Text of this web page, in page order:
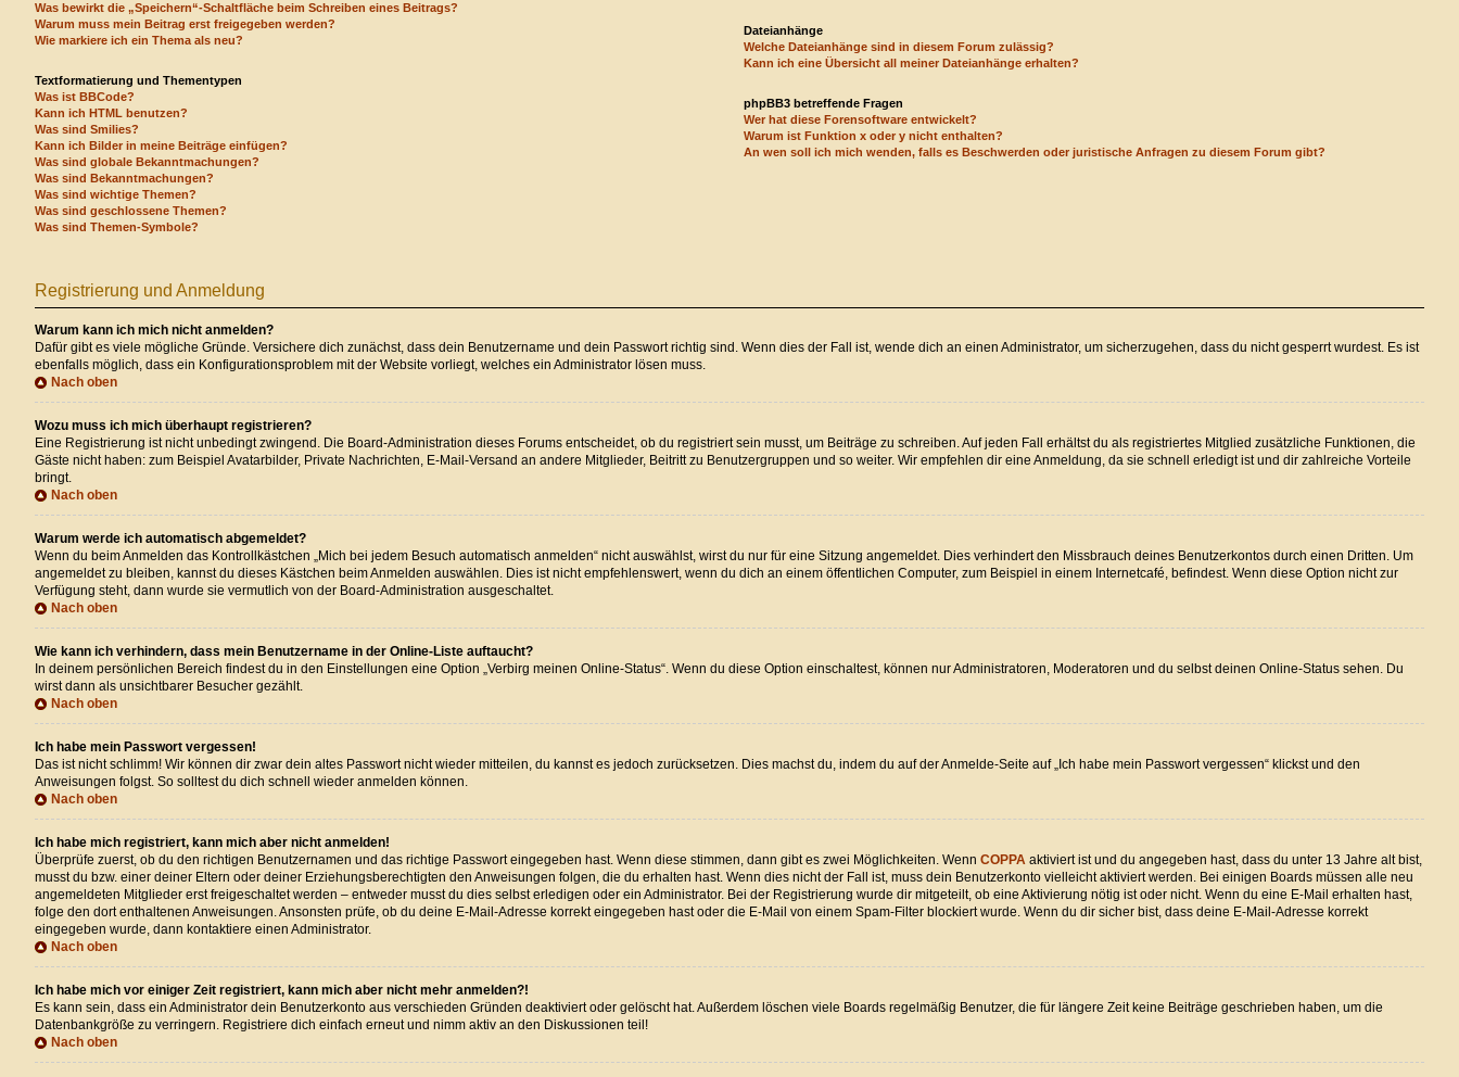
Was bewirkt die „Speichern“-Schaltfläche beim Schreiben eines Beitrags?
Warum muss mein Beitrag erst freigegeben werden?
Wie markiere ich ein Thema als neu?
Textformatierung und Thementypen
Was ist BBCode?
Kann ich HTML benutzen?
Was sind Smilies?
Kann ich Bilder in meine Beiträge einfügen?
Was sind globale Bekanntmachungen?
Was sind Bekanntmachungen?
Was sind wichtige Themen?
Was sind geschlossene Themen?
Was sind Themen-Symbole?
Dateianhänge
Welche Dateianhänge sind in diesem Forum zulässig?
Kann ich eine Übersicht all meiner Dateianhänge erhalten?
phpBB3 betreffende Fragen
Wer hat diese Forensoftware entwickelt?
Warum ist Funktion x oder y nicht enthalten?
An wen soll ich mich wenden, falls es Beschwerden oder juristische Anfragen zu diesem Forum gibt?
Registrierung und Anmeldung
Warum kann ich mich nicht anmelden?
Dafür gibt es viele mögliche Gründe. Versichere dich zunächst, dass dein Benutzername und dein Passwort richtig sind. Wenn dies der Fall ist, wende dich an einen Administrator, um sicherzugehen, dass du nicht gesperrt wurdest. Es ist
ebenfalls möglich, dass ein Konfigurationsproblem mit der Website vorliegt, welches ein Administrator lösen muss.
Nach oben
Wozu muss ich mich überhaupt registrieren?
Eine Registrierung ist nicht unbedingt zwingend. Die Board-Administration dieses Forums entscheidet, ob du registriert sein musst, um Beiträge zu schreiben. Auf jeden Fall erhältst du als registriertes Mitglied zusätzliche Funktionen, die
Gäste nicht haben: zum Beispiel Avatarbilder, Private Nachrichten, E-Mail-Versand an andere Mitglieder, Beitritt zu Benutzergruppen und so weiter. Wir empfehlen dir eine Anmeldung, da sie schnell erledigt ist und dir zahlreiche Vorteile
bringt.
Nach oben
Warum werde ich automatisch abgemeldet?
Wenn du beim Anmelden das Kontrollkästchen „Mich bei jedem Besuch automatisch anmelden“ nicht auswählst, wirst du nur für eine Sitzung angemeldet. Dies verhindert den Missbrauch deines Benutzerkontos durch einen Dritten. Um
angemeldet zu bleiben, kannst du dieses Kästchen beim Anmelden auswählen. Dies ist nicht empfehlenswert, wenn du dich an einem öffentlichen Computer, zum Beispiel in einem Internetcafé, befindest. Wenn diese Option nicht zur
Verfügung steht, dann wurde sie vermutlich von der Board-Administration ausgeschaltet.
Nach oben
Wie kann ich verhindern, dass mein Benutzername in der Online-Liste auftaucht?
In deinem persönlichen Bereich findest du in den Einstellungen eine Option „Verbirg meinen Online-Status“. Wenn du diese Option einschaltest, können nur Administratoren, Moderatoren und du selbst deinen Online-Status sehen. Du
wirst dann als unsichtbarer Besucher gezählt.
Nach oben
Ich habe mein Passwort vergessen!
Das ist nicht schlimm! Wir können dir zwar dein altes Passwort nicht wieder mitteilen, du kannst es jedoch zurücksetzen. Dies machst du, indem du auf der Anmelde-Seite auf „Ich habe mein Passwort vergessen“ klickst und den
Anweisungen folgst. So solltest du dich schnell wieder anmelden können.
Nach oben
Ich habe mich registriert, kann mich aber nicht anmelden!
Überprüfe zuerst, ob du den richtigen Benutzernamen und das richtige Passwort eingegeben hast. Wenn diese stimmen, dann gibt es zwei Möglichkeiten. Wenn COPPA aktiviert ist und du angegeben hast, dass du unter 13 Jahre alt bist,
musst du bzw. einer deiner Eltern oder deiner Erziehungsberechtigten den Anweisungen folgen, die du erhalten hast. Wenn dies nicht der Fall ist, muss dein Benutzerkonto vielleicht aktiviert werden. Bei einigen Boards müssen alle neu
angemeldeten Mitglieder erst freigeschaltet werden – entweder musst du dies selbst erledigen oder ein Administrator. Bei der Registrierung wurde dir mitgeteilt, ob eine Aktivierung nötig ist oder nicht. Wenn du eine E-Mail erhalten hast,
folge den dort enthaltenen Anweisungen. Ansonsten prüfe, ob du deine E-Mail-Adresse korrekt eingegeben hast oder die E-Mail von einem Spam-Filter blockiert wurde. Wenn du dir sicher bist, dass deine E-Mail-Adresse korrekt
eingegeben wurde, dann kontaktiere einen Administrator.
Nach oben
Ich habe mich vor einiger Zeit registriert, kann mich aber nicht mehr anmelden?!
Es kann sein, dass ein Administrator dein Benutzerkonto aus verschieden Gründen deaktiviert oder gelöscht hat. Außerdem löschen viele Boards regelmäßig Benutzer, die für längere Zeit keine Beiträge geschrieben haben, um die
Datenbankgröße zu verringern. Registriere dich einfach erneut und nimm aktiv an den Diskussionen teil!
Nach oben